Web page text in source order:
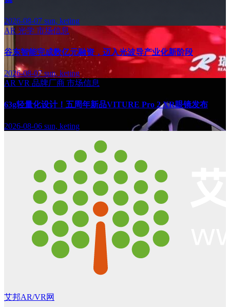
2026-08-07 sun, keting
AR 光学 市场信息
谷东智能完成数亿元融资，迈入光波导产业化新阶段
2026-08-07sun, keting
AR VR 品牌厂商 市场信息
63g轻量化设计！五周年新品VITURE Pro 2 XR眼镜发布
2026-08-06 sun, keting
艾邦AR/VR网